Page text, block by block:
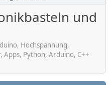
und
Hochspannung,
Python, Arduino, C++